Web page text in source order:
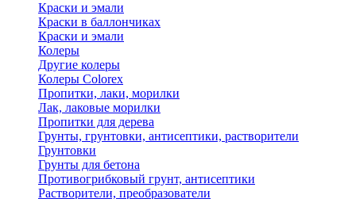
Краски и эмали
Краски в баллончиках
Краски и эмали
Колеры
Другие колеры
Колеры Colorex
Пропитки, лаки, морилки
Лак, лаковые морилки
Пропитки для дерева
Грунты, грунтовки, антисептики, растворители
Грунтовки
Грунты для бетона
Противогрибковый грунт, антисептики
Растворители, преобразователи